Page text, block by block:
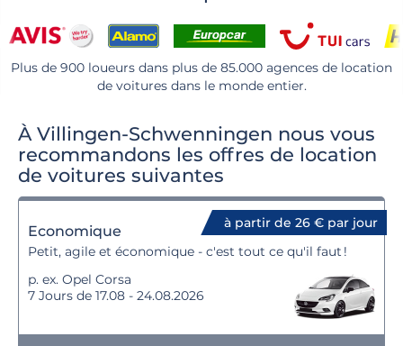
Plus de 900 loueurs dans plus de 85.000 agences de location
de voitures dans le monde entier.
À Villingen-Schwenningen nous vous
recommandons les offres de location
de voitures suivantes
à partir de 26 € par jour
Economique
Petit, agile et économique - c'est tout ce qu'il faut !
p. ex. Opel Corsa
7 Jours de 17.08 - 24.08.2026